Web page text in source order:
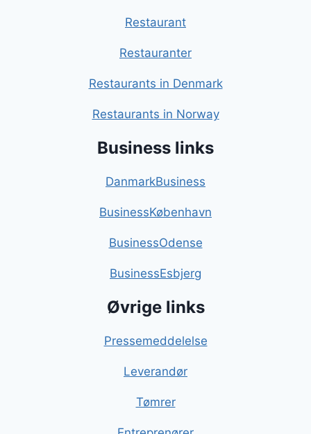
Restaurant
Restauranter
Restaurants in Denmark
Restaurants in Norway
Business links
DanmarkBusiness
BusinessKøbenhavn
BusinessOdense
BusinessEsbjerg
Øvrige links
Pressemeddelelse
Leverandør
Tømrer